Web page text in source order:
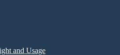
and Usage